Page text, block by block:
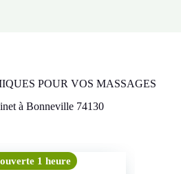
POUR VOS MASSAGES
à Bonneville 74130
1 heure